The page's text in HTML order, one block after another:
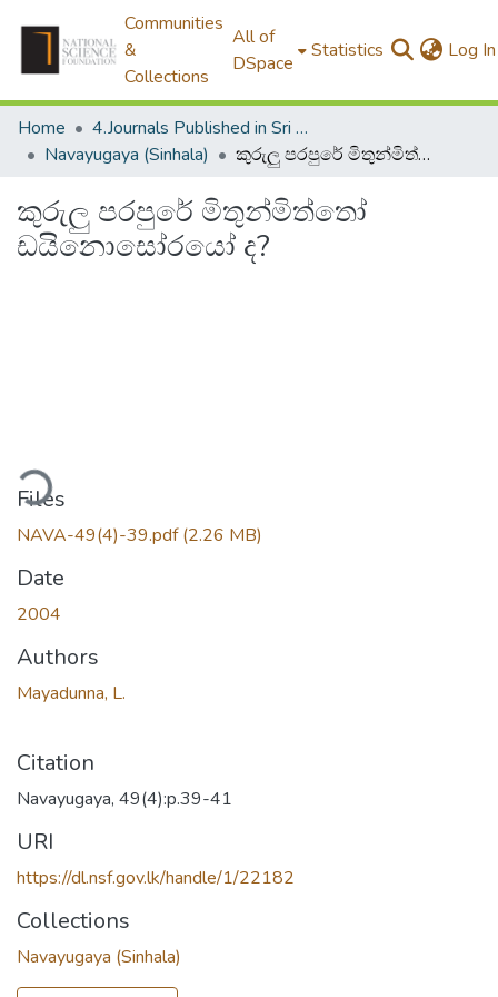
Communities
&
Collections
All of
DSpace
Statistics Log In
Home
4.Journals Published in Sri Lanka
Navayugaya (Sinhala)
කුරුලු පරපුරේ මිතුන්මිත්තෝ ඩයිනොසෝරයෝ ද?
කුරුලු පරපුරේ මිතුන්මිත්තෝ
ඩයිනොසෝරයෝ ද?
Files
NAVA-49(4)-39.pdf(2.26 MB)
Date
2004
Authors
Mayadunna, L.
Citation
Navayugaya, 49(4):p.39-41
URI
https://dl.nsf.gov.lk/handle/1/22182
Collections
Navayugaya (Sinhala)